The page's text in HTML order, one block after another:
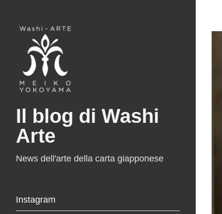
Il blog di Washi
Arte
News dell'arte della carta giapponese
Instagram